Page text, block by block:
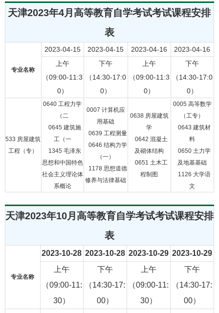
天津2023年4月高等教育自学考试考试课程安排
表
专业名称
2023-04-15 2023-04-15 2023-04-16
2023-04-16
上午
（09:00-11:3
0）
下午
（14:30-17:0
0）
上午
（09:00-11:3
0）
下午
（14:30-17:0
0）
533 房屋建筑
工程（专）
0640工程力学
（二
0645 建筑施
工（一
1345 毛泽东
思想和中国特色
社会主义理论体
系概论
0007 计算机应
用基础
0639工程测量
0646结构力学
（一）
1178思想道德
修养与法律基础
0638 房屋建筑
学
0642混凝土
及砌体结构
0651土木工
程制图
0005 高等数学
（工专）
0643建筑材
料
0650土力学
及地基基础
1126 大学语
文
天津2023年10月高等教育自学考试考试课程安排
表
专业名称
2023-10-28 2023-10-28 2023-10-29 2023-10-29
上午
（09:00-11:
30）
下午
（14:30-17:
00）
上午
（09:00-11:
30）
下午
（14:30-17:
00）